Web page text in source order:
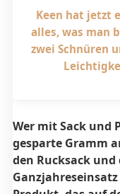
Keen hat jetzt
alles, was man
zwei Schnüren
Wer mit Sack und
gesparte Gramm
den Rucksack